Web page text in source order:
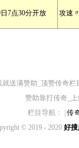
7点30分开放 攻速
送满赞助_顶赞传奇
赞助靠打传奇_
栏目导航： |传
© 2019 - 2020 好搜